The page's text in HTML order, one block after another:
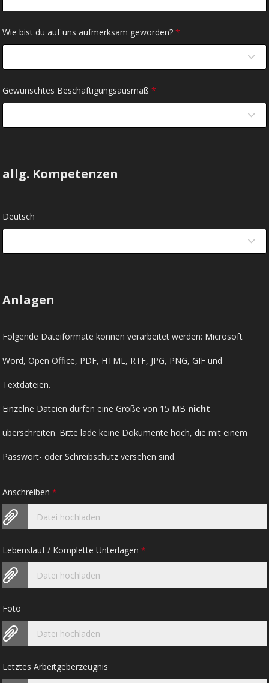
Wie bist du auf uns aufmerksam geworden?*
---
Gewünschtes Beschäftigungsausmaß*
---
allg. Kompetenzen
Deutsch
---
Anlagen
Folgende Dateiformate können verarbeitet werden: Microsoft
Word, Open Office, PDF, HTML, RTF, JPG, PNG, GIF und
Textdateien.
Einzelne Dateien dürfen eine Größe von 15 MB nicht
überschreiten. Bitte lade keine Dokumente hoch, die mit einem
Passwort- oder Schreibschutz versehen sind.
Anschreiben*
Datei hochladen
Lebenslauf / Komplette Unterlagen*
Datei hochladen
Foto
Datei hochladen
Letztes Arbeitgeberzeugnis